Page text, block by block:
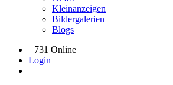
Kleinanzeigen
Bildergalerien
Blogs
731 Online
Login